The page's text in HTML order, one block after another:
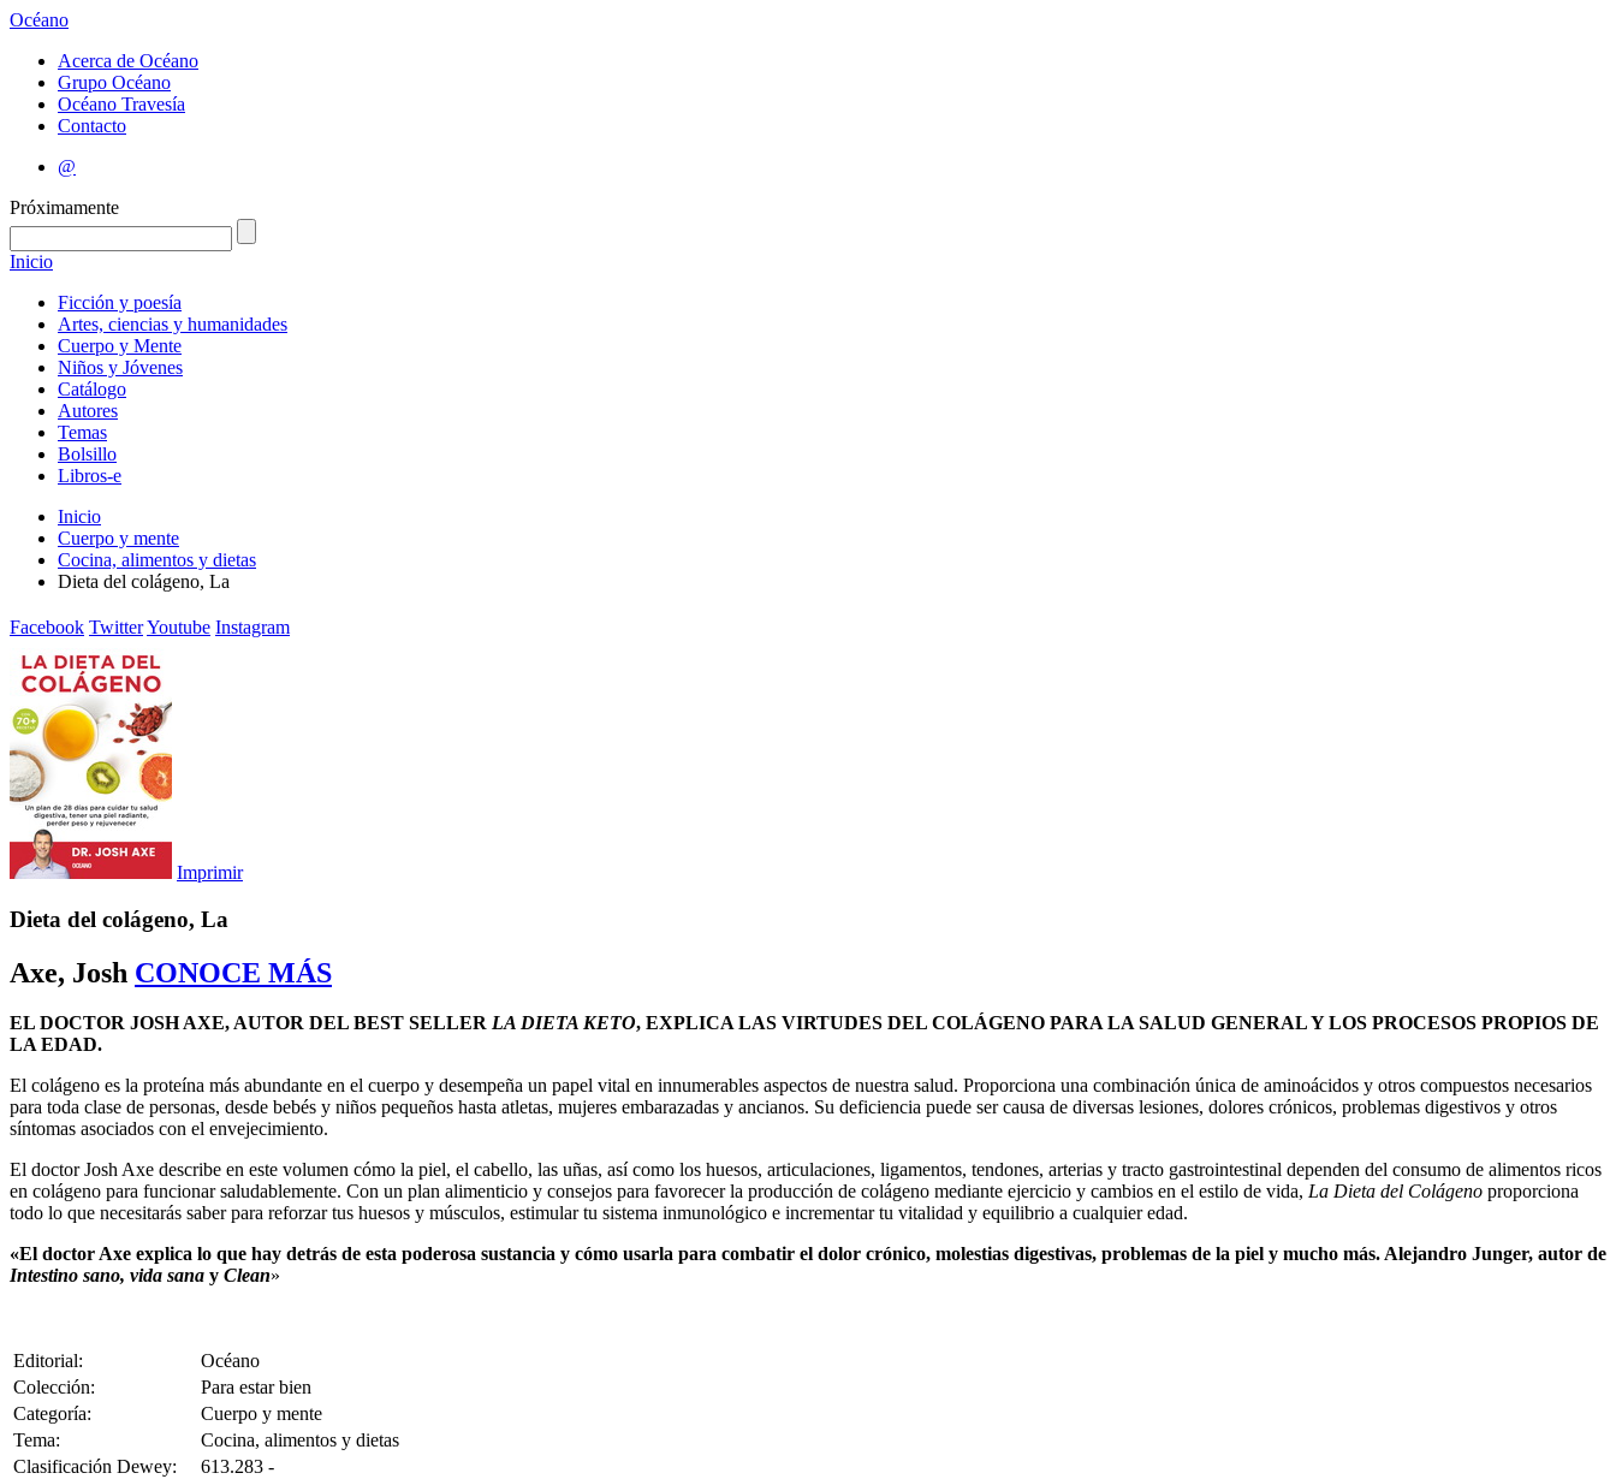
Océano
Acerca de Océano
Grupo Océano
Océano Travesía
Contacto
@
Próximamente
Inicio
Ficción y poesía
Artes, ciencias y humanidades
Cuerpo y Mente
Niños y Jóvenes
Catálogo
Autores
Temas
Bolsillo
Libros-e
Inicio
Cuerpo y mente
Cocina, alimentos y dietas
Dieta del colágeno, La
Facebook TwitterYoutube Instagram
Imprimir
Dieta del colágeno, La
Axe, Josh CONOCE MÁS
EL DOCTOR JOSH AXE, AUTOR DEL BEST SELLER LA DIETA KETO, EXPLICA LAS VIRTUDES DEL COLÁGENO PARA LA SALUD GENERAL Y LOS PROCESOS PROPIOS DE
LA EDAD.
El colágeno es la proteína más abundante en el cuerpo y desempeña un papel vital en innumerables aspectos de nuestra salud. Proporciona una combinación única de aminoácidos y otros compuestos necesarios
para toda clase de personas, desde bebés y niños pequeños hasta atletas, mujeres embarazadas y ancianos. Su deficiencia puede ser causa de diversas lesiones, dolores crónicos, problemas digestivos y otros
síntomas asociados con el envejecimiento.
El doctor Josh Axe describe en este volumen cómo la piel, el cabello, las uñas, así como los huesos, articulaciones, ligamentos, tendones, arterias y tracto gastrointestinal dependen del consumo de alimentos ricos
en colágeno para funcionar saludablemente. Con un plan alimenticio y consejos para favorecer la producción de colágeno mediante ejercicio y cambios en el estilo de vida, La Dieta del Colágeno proporciona
todo lo que necesitarás saber para reforzar tus huesos y músculos, estimular tu sistema inmunológico e incrementar tu vitalidad y equilibrio a cualquier edad.
«El doctor Axe explica lo que hay detrás de esta poderosa sustancia y cómo usarla para combatir el dolor crónico, molestias digestivas, problemas de la piel y mucho más. Alejandro Junger, autor de
Intestino sano, vida sana y Clean»
Editorial:
Océano
Colección:
Para estar bien
Categoría:
Cuerpo y mente
Tema:
Cocina, alimentos y dietas
Clasificación Dewey:
613.283 -